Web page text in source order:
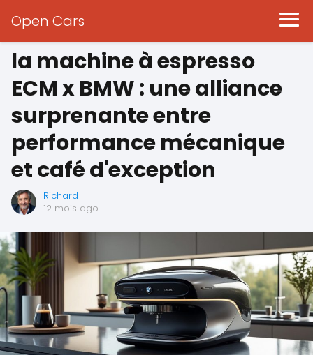
Open Cars
la machine à espresso
ECM x BMW : une alliance
surprenante entre
performance mécanique
et café d'exception
Richard
12 mois ago